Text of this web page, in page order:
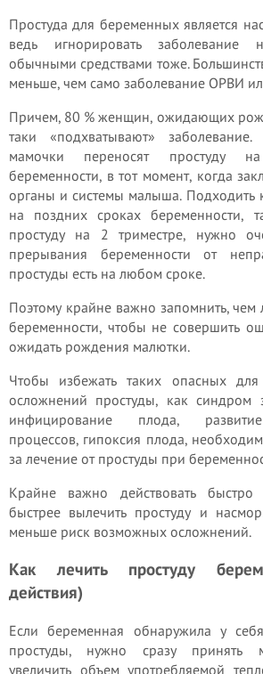
Простуда для беременных является
ведь игнорировать заболевание
обычными средствами тоже.
меньше, чем само заболевание ОРВИ
Причем, 80 % женщин, ожидающих
таки «подхватывают»
мамочки переносят простуду
беременности, в тот момент, когда
органы и системы малыша. Подходить
на поздних сроках беременности,
простуду на 2 триместре, нужно
прерывания беременности от
простуды есть на любом сроке.
Поэтому крайне важно запомнить, чем
беременности, чтобы не совершить
ожидать рождения малютки.
Чтобы избежать таких опасных
осложнений простуды, как синдром
инфицирование плода,
процессов, гипоксия плода,
за лечение от простуды при
Крайне важно действовать
быстрее вылечить простуду и
меньше риск возможных осложнений.
Как лечить простуду
действия)
Если беременная обнаружила у
простуды, нужно сразу принять
увеличить объем употребляемой